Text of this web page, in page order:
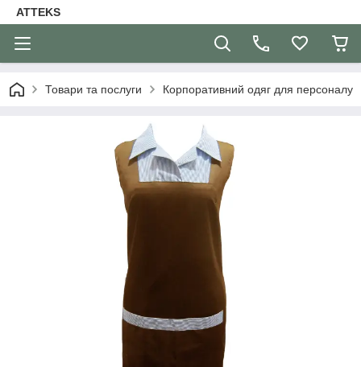
ATTEKS
Товари та послуги Корпоративний одяг для персоналу